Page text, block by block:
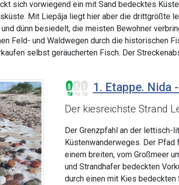
sich vorwiegend ein mit Sand bedecktes
Mit Liepāja liegt hier aber die drittgrößte
dünn besiedelt, die meisten Bewohner
Feld- und Waldwegen durch die historischen
selbst geräucherten Fisch. Der
1. Etappe. Nida
Der kiesreichste Strand
Der Grenzpfahl an der lettisch-
Küstenwanderweges. Der Pfad
einem breiten, vom Großmeer
und Strandhafer bedeckten
durch einen mit Kies bedeckten